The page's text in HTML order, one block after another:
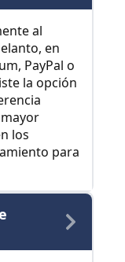
al
en
PayPal o
la opción
los
para